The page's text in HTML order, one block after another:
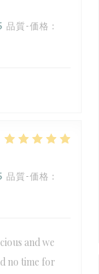
品質-価格 :
品質-価格 :
and we
no time for